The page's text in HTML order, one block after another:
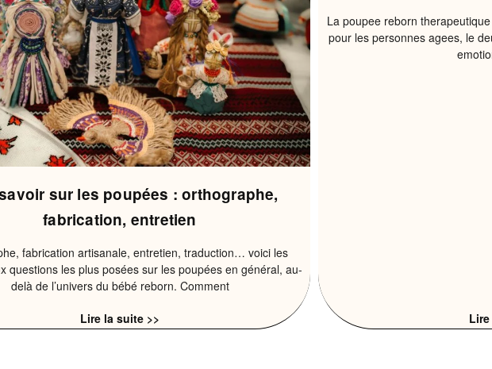
sur les poupées : orthographe,
fabrication, entretien
fabrication artisanale, entretien, traduction… voici les
questions les plus posées sur les poupées en général, au-
delà de l’univers du bébé reborn. Comment
Lire la suite >>
La poupee reborn
pour les personnes agees, le